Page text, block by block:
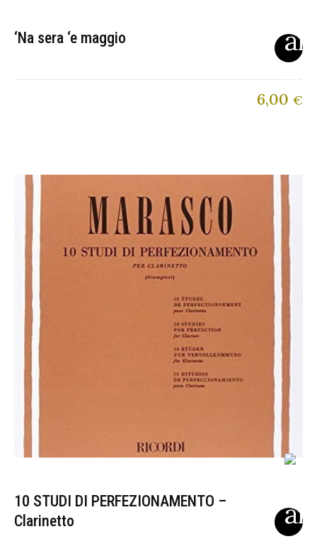
‘Na sera ‘e maggio
6,00 €
10 STUDI DI PERFEZIONAMENTO –
Clarinetto